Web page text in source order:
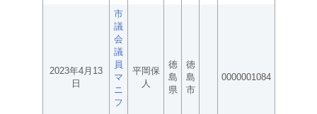
2023年4月13
日
市
議
会
議
員
マ
ニ
フ
平岡保
人
徳
島
県
徳
島
市
0000001084